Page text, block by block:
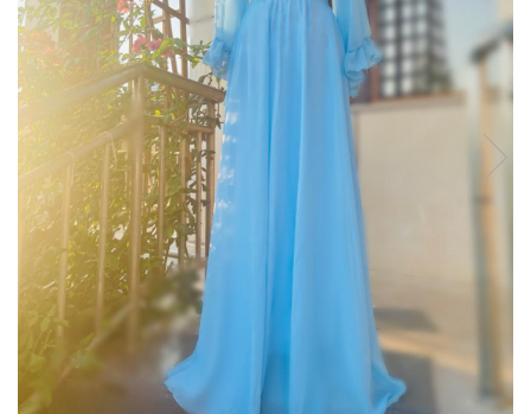
Дамски панталони
Дамски пуловери
Дамски сака
Дамски спортни комплекти
Дамски тениски
Дамски якета
Жилетка
Поли
Пояси за момчета